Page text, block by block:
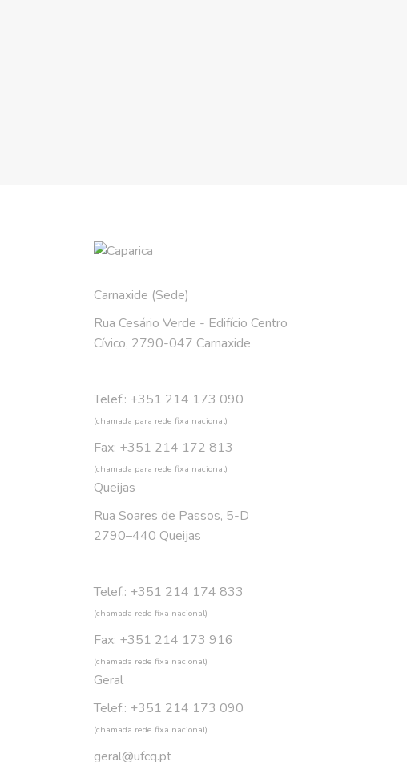
Carnaxide (Sede)
Rua Cesário Verde - Edifício Centro
Cívico, 2790-047 Carnaxide
Telef.: +351 214 173 090
(chamada para rede fixa nacional)
Fax: +351 214 172 813
(chamada para rede fixa nacional)
Queijas
Rua Soares de Passos, 5-D
2790–440 Queijas
Telef.: +351 214 174 833
(chamada rede fixa nacional)
Fax: +351 214 173 916
(chamada rede fixa nacional)
Geral
Telef.: +351 214 173 090
(chamada rede fixa nacional)
geral@ufcq.pt